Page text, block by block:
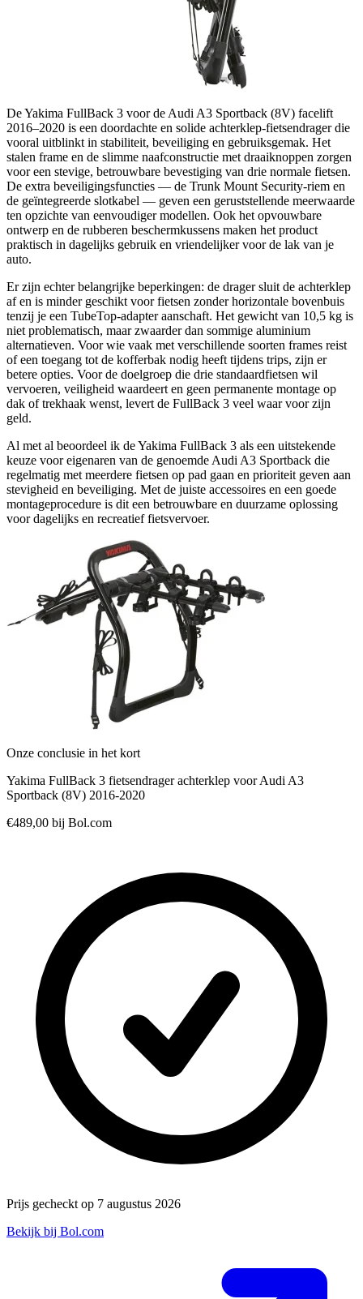
De Yakima FullBack 3 voor de Audi A3 Sportback (8V) facelift
2016–2020 is een doordachte en solide achterklep-fietsendrager die
vooral uitblinkt in stabiliteit, beveiliging en gebruiksgemak. Het
stalen frame en de slimme naafconstructie met draaiknoppen zorgen
voor een stevige, betrouwbare bevestiging van drie normale fietsen.
De extra beveiligingsfuncties — de Trunk Mount Security-riem en
de geïntegreerde slotkabel — geven een geruststellende meerwaarde
ten opzichte van eenvoudiger modellen. Ook het opvouwbare
ontwerp en de rubberen beschermkussens maken het product
praktisch in dagelijks gebruik en vriendelijker voor de lak van je
auto.
Er zijn echter belangrijke beperkingen: de drager sluit de achterklep
af en is minder geschikt voor fietsen zonder horizontale bovenbuis
tenzij je een TubeTop-adapter aanschaft. Het gewicht van 10,5 kg is
niet problematisch, maar zwaarder dan sommige aluminium
alternatieven. Voor wie vaak met verschillende soorten frames reist
of een toegang tot de kofferbak nodig heeft tijdens trips, zijn er
betere opties. Voor de doelgroep die drie standaardfietsen wil
vervoeren, veiligheid waardeert en geen permanente montage op
dak of trekhaak wenst, levert de FullBack 3 veel waar voor zijn
geld.
Al met al beoordeel ik de Yakima FullBack 3 als een uitstekende
keuze voor eigenaren van de genoemde Audi A3 Sportback die
regelmatig met meerdere fietsen op pad gaan en prioriteit geven aan
stevigheid en beveiliging. Met de juiste accessoires en een goede
montageprocedure is dit een betrouwbare en duurzame oplossing
voor dagelijks en recreatief fietsvervoer.
Onze conclusie in het kort
Yakima FullBack 3 fietsendrager achterklep voor Audi A3
Sportback (8V) 2016-2020
€489,00 bij Bol.com
Prijs gecheckt op 7 augustus 2026
Bekijk bij Bol.com